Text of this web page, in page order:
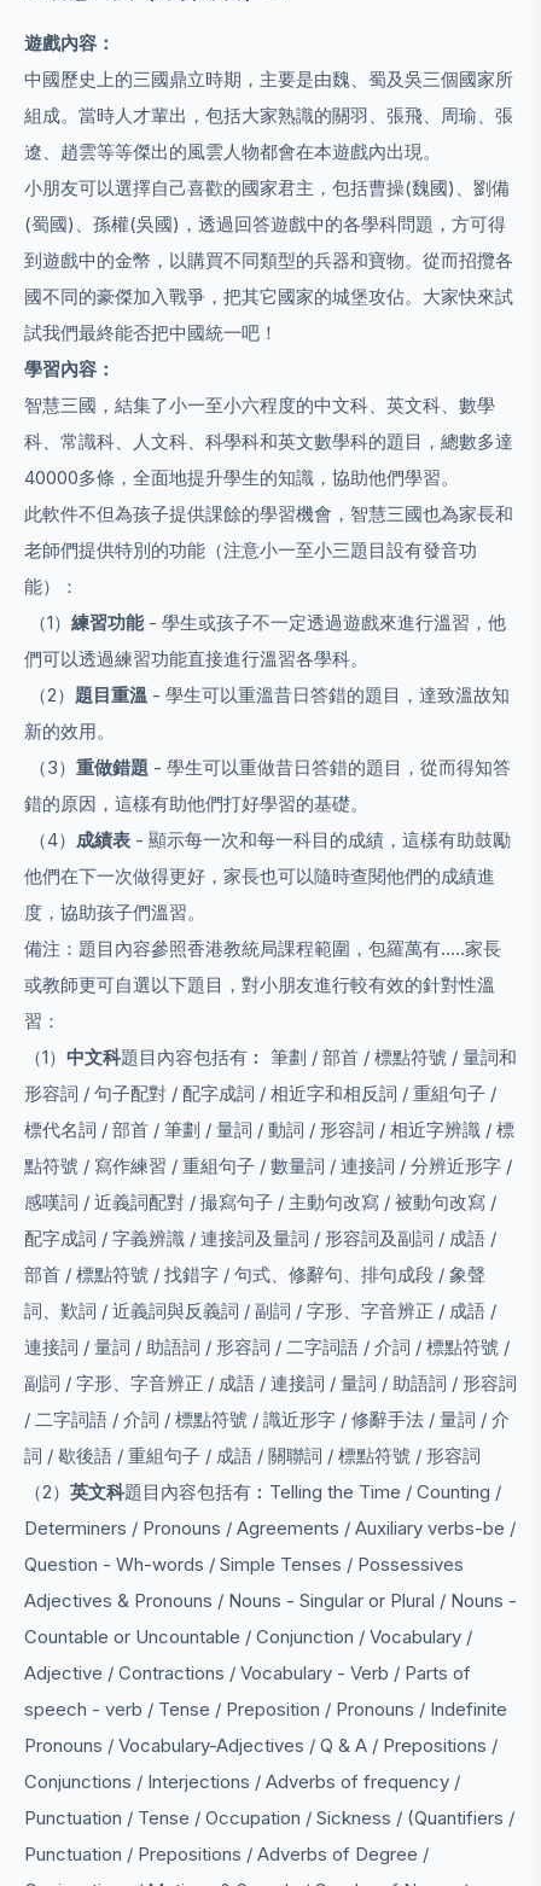
遊戲內容：
中國歷史上的三國鼎立時期，主要是由魏、蜀及吳三個國家所
組成。當時人才輩出，包括大家熟識的關羽、張飛、周瑜、張
遼、趙雲等等傑出的風雲人物都會在本遊戲內出現。
小朋友可以選擇自己喜歡的國家君主，包括曹操(魏國)、劉備
(蜀國)、孫權(吳國)，透過回答遊戲中的各學科問題，方可得
到遊戲中的金幣，以購買不同類型的兵器和寶物。從而招攬各
國不同的豪傑加入戰爭，把其它國家的城堡攻佔。大家快來試
試我們最終能否把中國統一吧！
學習內容：
智慧三國，結集了小一至小六程度的中文科、英文科、數學
科、常識科、人文科、科學科和英文數學科的題目，總數多達
40000多條，全面地提升學生的知識，協助他們學習。
此軟件不但為孩子提供課餘的學習機會，智慧三國也為家長和
老師們提供特別的功能（注意小一至小三題目設有發音功
能）：
（1） 練習功能 - 學生或孩子不一定透過遊戲來進行溫習，他
們可以透過練習功能直接進行溫習各學科。
（2） 題目重溫 - 學生可以重溫昔日答錯的題目，達致溫故知
新的效用。
（3） 重做錯題 - 學生可以重做昔日答錯的題目，從而得知答
錯的原因，這樣有助他們打好學習的基礎。
（4） 成績表 - 顯示每一次和每一科目的成績，這樣有助鼓勵
他們在下一次做得更好，家長也可以隨時查閱他們的成績進
度，協助孩子們溫習。
備注：題目內容參照香港教統局課程範圍，包羅萬有.....家長
或教師更可自選以下題目，對小朋友進行較有效的針對性溫
習：
（1） 中文科題目內容包括有︰ 筆劃 / 部首 / 標點符號 / 量詞和
形容詞 / 句子配對 / 配字成詞 / 相近字和相反詞 / 重組句子 /
標代名詞 / 部首 / 筆劃 / 量詞 / 動詞 / 形容詞 / 相近字辨識 / 標
點符號 / 寫作練習 / 重組句子 / 數量詞 / 連接詞 / 分辨近形字 /
感嘆詞 / 近義詞配對 / 撮寫句子 / 主動句改寫 / 被動句改寫 /
配字成詞 / 字義辨識 / 連接詞及量詞 / 形容詞及副詞 / 成語 /
部首 / 標點符號 / 找錯字 / 句式、修辭句、排句成段 / 象聲
詞、歎詞 / 近義詞與反義詞 / 副詞 / 字形、字音辨正 / 成語 /
連接詞 / 量詞 / 助語詞 / 形容詞 / 二字詞語 / 介詞 / 標點符號 /
副詞 / 字形、字音辨正 / 成語 / 連接詞 / 量詞 / 助語詞 / 形容詞
/ 二字詞語 / 介詞 / 標點符號 / 識近形字 / 修辭手法 / 量詞 / 介
詞 / 歇後語 / 重組句子 / 成語 / 關聯詞 / 標點符號 / 形容詞
（2） 英文科題目內容包括有︰Telling the Time / Counting /
Determiners / Pronouns / Agreements / Auxiliary verbs-be /
Question - Wh-words / Simple Tenses / Possessives
Adjectives & Pronouns / Nouns - Singular or Plural / Nouns -
Countable or Uncountable / Conjunction / Vocabulary /
Adjective / Contractions / Vocabulary - Verb / Parts of
speech - verb / Tense / Preposition / Pronouns / Indefinite
Pronouns / Vocabulary-Adjectives / Q & A / Prepositions /
Conjunctions / Interjections / Adverbs of frequency /
Punctuation / Tense / Occupation / Sickness / (Quantifiers /
Punctuation / Prepositions / Adverbs of Degree /